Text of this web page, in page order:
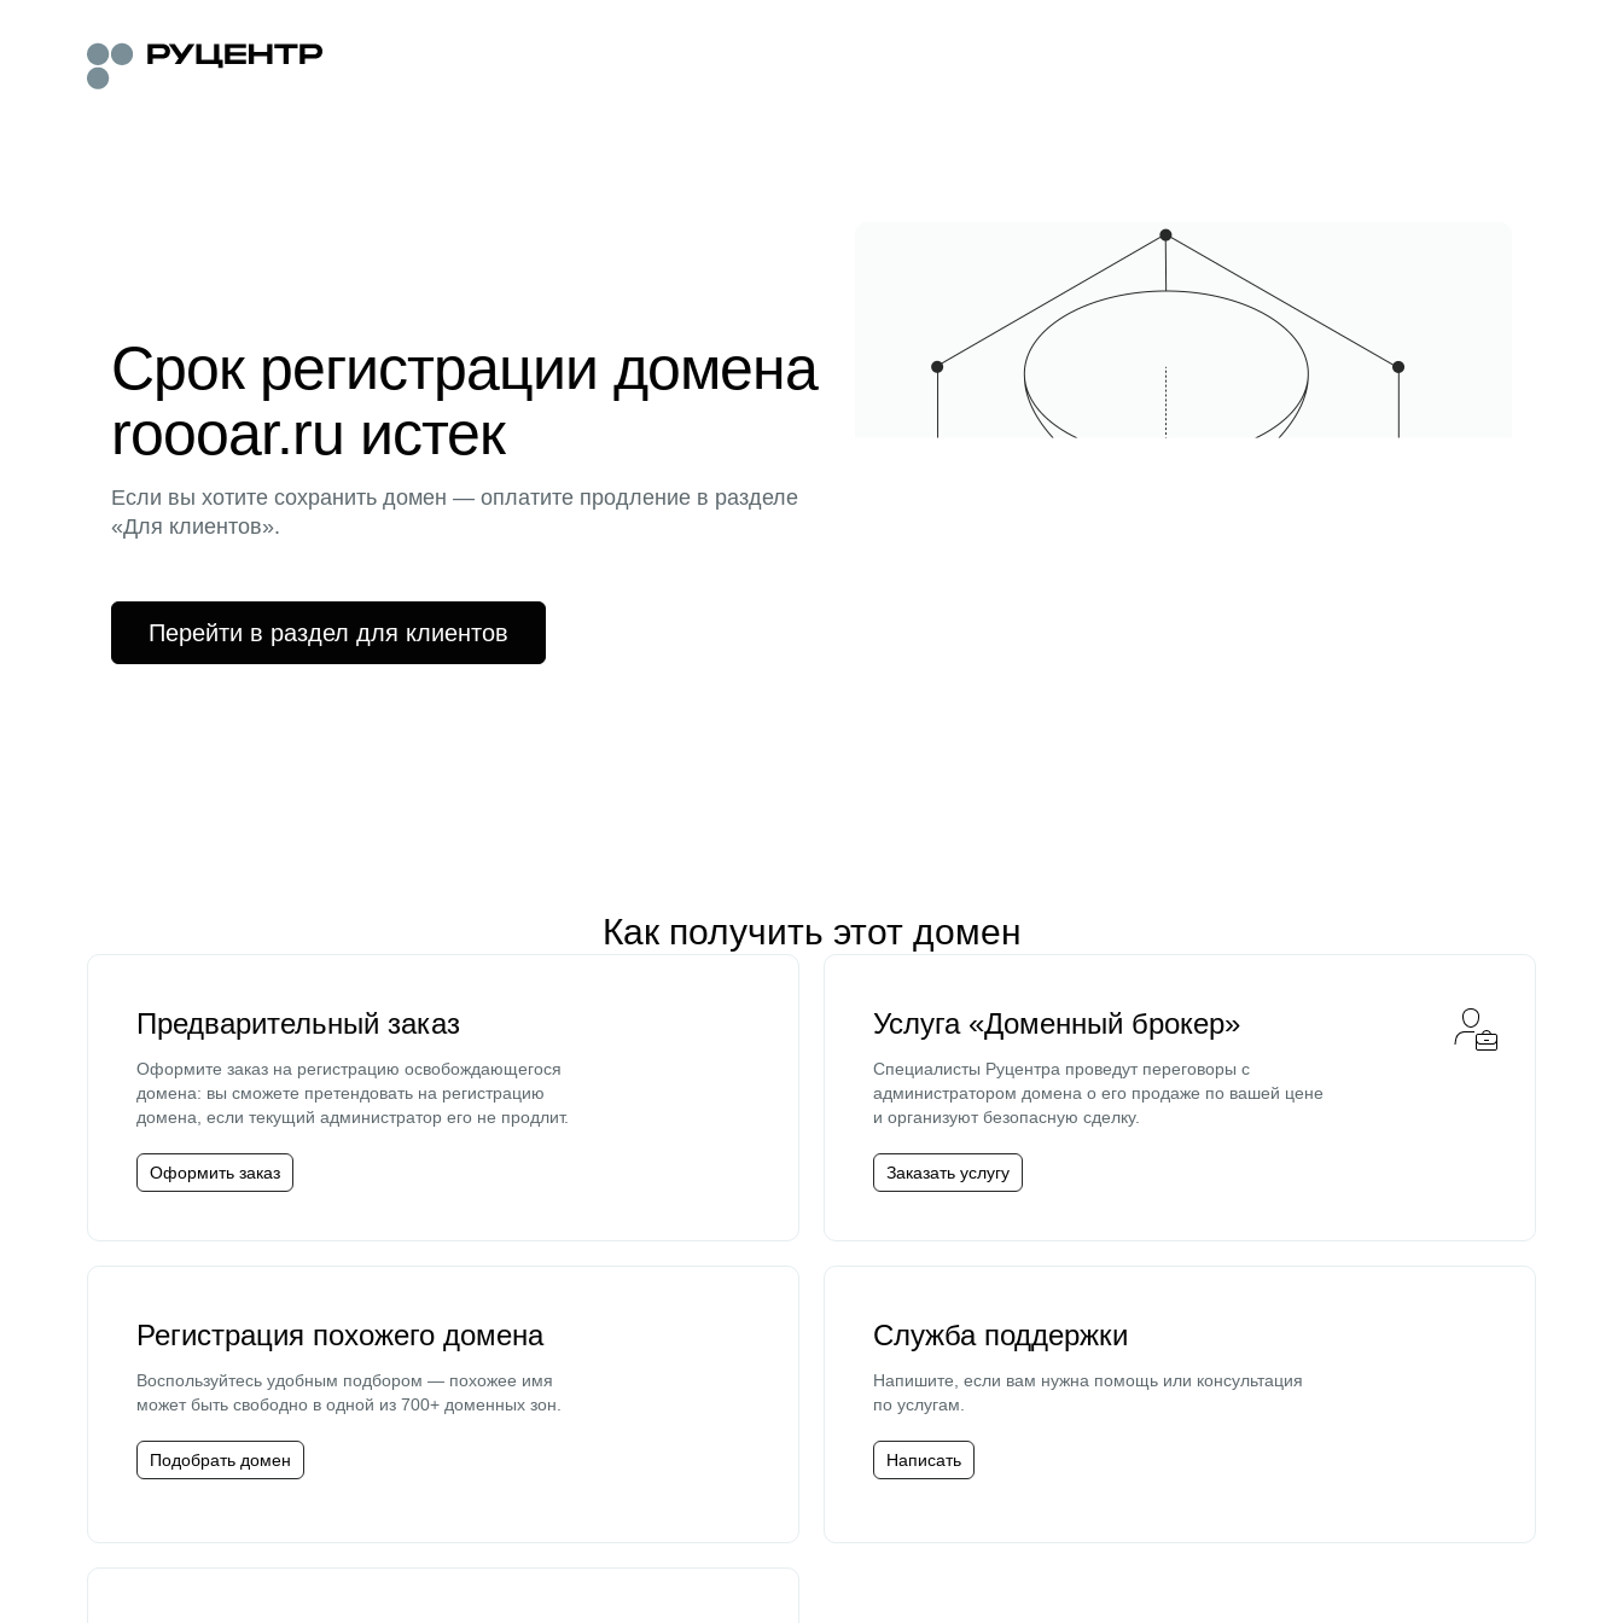
Срок регистрации домена
roooar.ru истек
Если вы хотите сохранить домен — оплатите продление в разделе
«Для клиентов».
Перейти в раздел для клиентов
Как получить этот домен
Предварительный заказ
Оформите заказ на регистрацию освобождающегося
домена: вы сможете претендовать на регистрацию
домена, если текущий администратор его не продлит.
Оформить заказ
Услуга «Доменный брокер»
Специалисты Руцентра проведут переговоры с
администратором домена о его продаже по вашей цене
и организуют безопасную сделку.
Заказать услугу
Регистрация похожего домена
Воспользуйтесь удобным подбором — похожее имя
может быть свободно в одной из 700+ доменных зон.
Подобрать домен
Служба поддержки
Напишите, если вам нужна помощь или консультация
по услугам.
Написать